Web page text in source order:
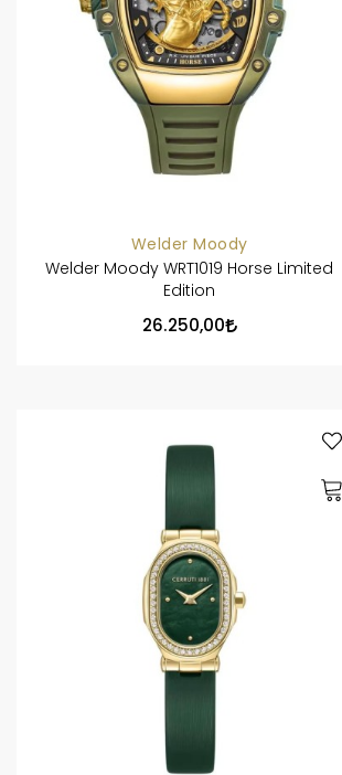
Welder Moody
Welder Moody WRT1019 Horse Limited
Edition
26.250,00